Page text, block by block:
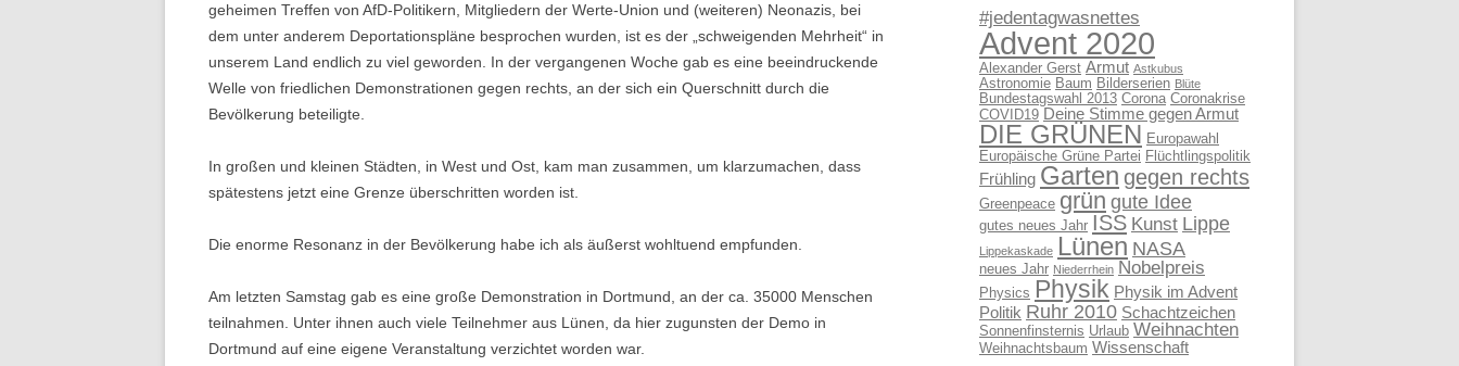
geheimen Treffen von AfD-Politikern, Mitgliedern der Werte-Union und (weiteren) Neonazis, bei
dem unter anderem Deportationspläne besprochen wurden, ist es der „schweigenden Mehrheit“ in
unserem Land endlich zu viel geworden. In der vergangenen Woche gab es eine beeindruckende
Welle von friedlichen Demonstrationen gegen rechts, an der sich ein Querschnitt durch die
Bevölkerung beteiligte.
In großen und kleinen Städten, in West und Ost, kam man zusammen, um klarzumachen, dass
spätestens jetzt eine Grenze überschritten worden ist.
Die enorme Resonanz in der Bevölkerung habe ich als äußerst wohltuend empfunden.
Am letzten Samstag gab es eine große Demonstration in Dortmund, an der ca. 35000 Menschen
teilnahmen. Unter ihnen auch viele Teilnehmer aus Lünen, da hier zugunsten der Demo in
Dortmund auf eine eigene Veranstaltung verzichtet worden war.
#jedentagwasnettes
Advent 2020
Alexander Gerst Armut Astkubus
Astronomie Baum Bilderserien Blüte
Bundestagswahl 2013 Corona Coronakrise
COVID19 Deine Stimme gegen Armut
DIE GRÜNEN Europawahl
Europäische Grüne Partei Flüchtlingspolitik
Frühling Garten gegen rechts
Greenpeace grün gute Idee
gutes neues Jahr ISS Kunst Lippe
Lippekaskade Lünen NASA
neues Jahr Niederrhein Nobelpreis
Physics Physik Physik im Advent
Politik Ruhr 2010 Schachtzeichen
Sonnenfinsternis Urlaub Weihnachten
Weihnachtsbaum Wissenschaft